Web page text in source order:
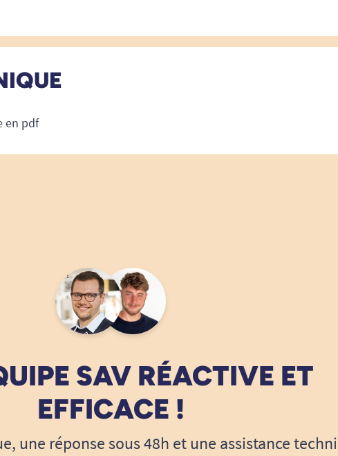
en pdf
SAV RÉACTIVE ET
EFFICACE !
une réponse sous 48h et une assistance